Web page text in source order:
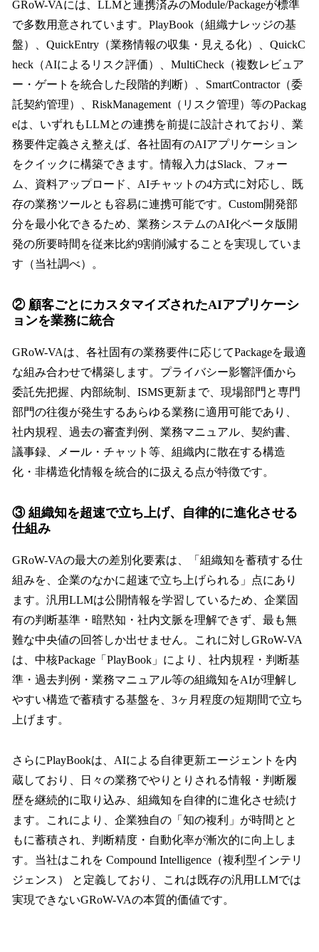
GRoW-VAには、LLMと連携済みのModule/Packageが標準
で多数用意されています。PlayBook（組織ナレッジの基
盤）、QuickEntry（業務情報の収集・見える化）、QuickC
heck（AIによるリスク評価）、MultiCheck（複数レビュア
ー・ゲートを統合した段階的判断）、SmartContractor（委
託契約管理）、RiskManagement（リスク管理）等のPackag
eは、いずれもLLMとの連携を前提に設計されており、業
務要件定義さえ整えば、各社固有のAIアプリケーション
をクイックに構築できます。情報入力はSlack、フォー
ム、資料アップロード、AIチャットの4方式に対応し、既
存の業務ツールとも容易に連携可能です。Custom開発部
分を最小化できるため、業務システムのAI化ベータ版開
発の所要時間を従来比約9割削減することを実現していま
す（当社調べ）。
② 顧客ごとにカスタマイズされたAIアプリケーシ
ョンを業務に統合
GRoW-VAは、各社固有の業務要件に応じてPackageを最適
な組み合わせで構築します。プライバシー影響評価から
委託先把握、内部統制、ISMS更新まで、現場部門と専門
部門の往復が発生するあらゆる業務に適用可能であり、
社内規程、過去の審査判例、業務マニュアル、契約書、
議事録、メール・チャット等、組織内に散在する構造
化・非構造化情報を統合的に扱える点が特徴です。
③ 組織知を超速で立ち上げ、自律的に進化させる
仕組み
GRoW-VAの最大の差別化要素は、「組織知を蓄積する仕
組みを、企業のなかに超速で立ち上げられる」点にあり
ます。汎用LLMは公開情報を学習しているため、企業固
有の判断基準・暗黙知・社内文脈を理解できず、最も無
難な中央値の回答しか出せません。これに対しGRoW-VA
は、中核Package「PlayBook」により、社内規程・判断基
準・過去判例・業務マニュアル等の組織知をAIが理解し
やすい構造で蓄積する基盤を、3ヶ月程度の短期間で立ち
上げます。
さらにPlayBookは、AIによる自律更新エージェントを内
蔵しており、日々の業務でやりとりされる情報・判断履
歴を継続的に取り込み、組織知を自律的に進化させ続け
ます。これにより、企業独自の「知の複利」が時間とと
もに蓄積され、判断精度・自動化率が漸次的に向上しま
す。当社はこれを Compound Intelligence（複利型インテリ
ジェンス） と定義しており、これは既存の汎用LLMでは
実現できないGRoW-VAの本質的価値です。